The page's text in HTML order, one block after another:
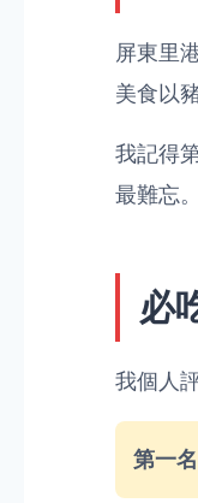
屏東里
美食以
我記得
最難忘。
必
我個人
第一